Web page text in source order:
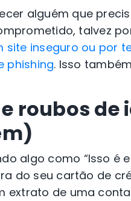
alguém que
talvez
inseguro ou por
phishing. Isso
roubos de
algo como “Isso é
do seu cartão de
de uma